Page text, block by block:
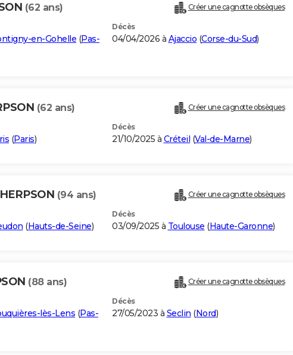
(62 ans) Créer une cagnotte obsèques
en-Gohelle (Pas-
Décès
04/04/2026 à Ajaccio (Corse-du-Sud)
(62 ans) Créer une cagnotte obsèques
(Paris)
Décès
21/10/2025 à Créteil (Val-de-Marne)
(94 ans) Créer une cagnotte obsèques
(Hauts-de-Seine)
Décès
03/09/2025 à Toulouse (Haute-Garonne)
(88 ans) Créer une cagnotte obsèques
lès-Lens (Pas-
Décès
27/05/2023 à Seclin (Nord)